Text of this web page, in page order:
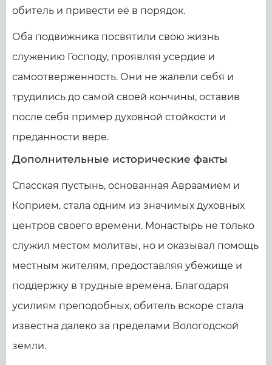
обитель и привести её в порядок.
Оба подвижника посвятили свою жизнь
служению Господу, проявляя усердие и
самоотверженность. Они не жалели себя и
трудились до самой своей кончины, оставив
после себя пример духовной стойкости и
преданности вере.
Дополнительные исторические факты
Спасская пустынь, основанная Авраамием и
Коприем, стала одним из значимых духовных
центров своего времени. Монастырь не только
служил местом молитвы, но и оказывал помощь
местным жителям, предоставляя убежище и
поддержку в трудные времена. Благодаря
усилиям преподобных, обитель вскоре стала
известна далеко за пределами Вологодской
земли.